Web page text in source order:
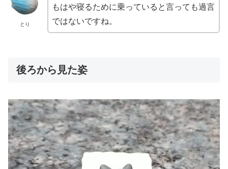
とり
もはや寝るために乗っていると言っても過言
ではないですね。
後ろから見た姿